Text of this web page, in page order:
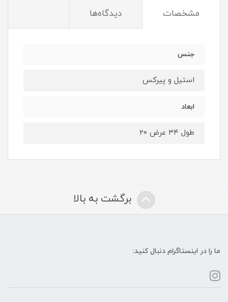
مشخصات دیدگاه‌ها
جنس
استیل و پیرکس
ابعاد
طول ۳۴ عرض ۲۰
برگشت به بالا
ما را در اینستاگرام دنبال کنید: